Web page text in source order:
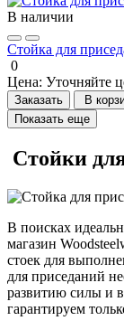
В наличии
Стойка для
0
Цена: Уточняйте
Заказать
В
Показать еще
Стойки
В поисках
магазин
стоек для
для приседаний
развитию силы и
гарантируем